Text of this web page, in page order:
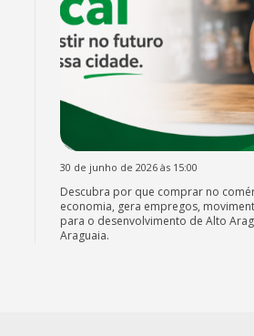
30 de junho de 2026 às 15:00
Descubra por que comprar no
economia, gera empregos,
para o desenvolvimento de Alto
Araguaia.